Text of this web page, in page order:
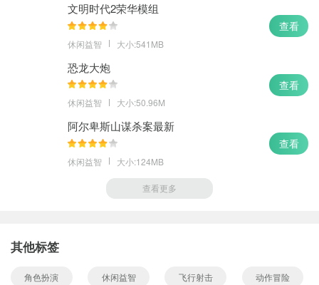
文明时代2荣华模组
休闲益智 大小:541MB
查看
恐龙大炮
休闲益智 大小:50.96M
查看
阿尔卑斯山谋杀案最新
休闲益智 大小:124MB
查看
查看更多
其他标签
角色扮演 休闲益智 飞行射击 动作冒险